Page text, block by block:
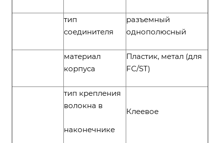
тип
соединителя
разъемный
однополюсный
материал
корпуса
Пластик, метал (для
FC/ST)
тип крепления
волокна в
наконечнике
Клеевое